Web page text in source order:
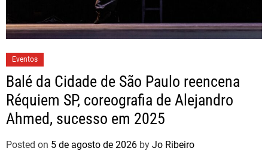
Eventos
Balé da Cidade de São Paulo reencena
Réquiem SP, coreografia de Alejandro
Ahmed, sucesso em 2025
Posted on 5 de agosto de 2026 by Jo Ribeiro